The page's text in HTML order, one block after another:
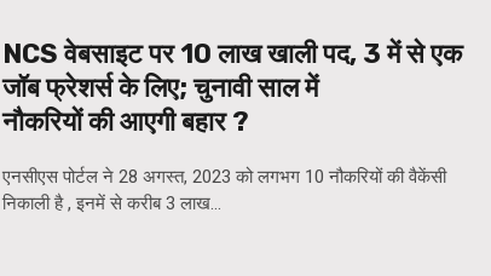
NCS वेबसाइट पर 10 लाख खाली पद, 3 में से एक
जॉब फ्रेशर्स के लिए; चुनावी साल में
नौकरियों की आएगी बहार ?
एनसीएस पोर्टल ने 28 अगस्त, 2023 को लगभग 10 नौकरियों की वैकेंसी
निकाली है , इनमें से करीब 3 लाख...